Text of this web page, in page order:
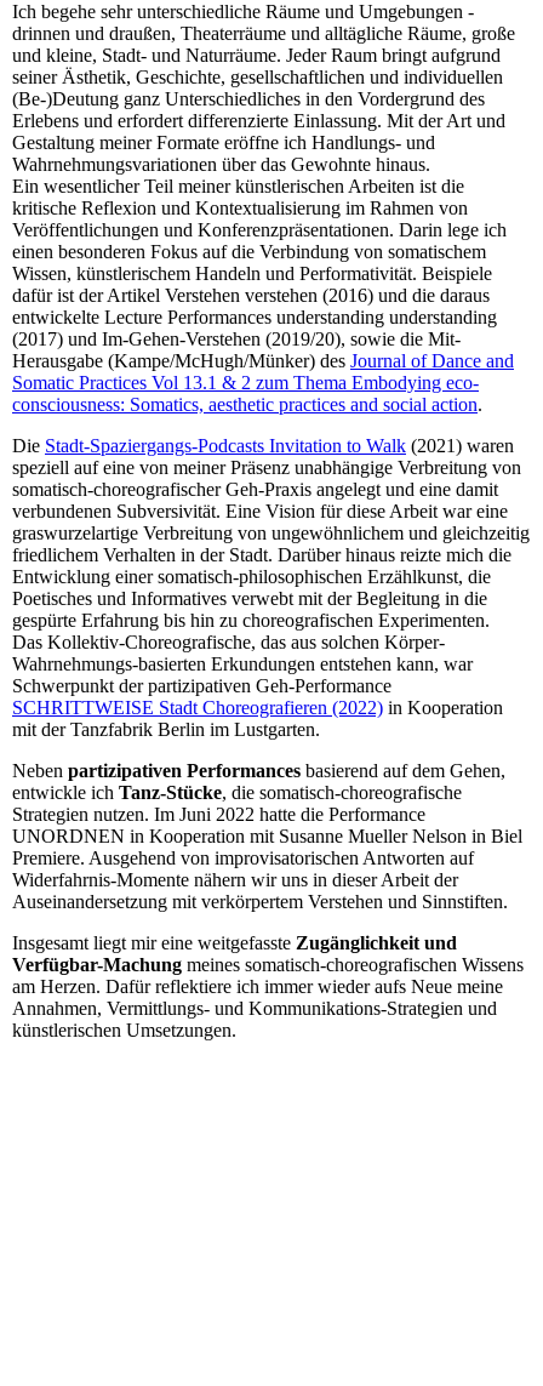
Ich begehe sehr unterschiedliche Räume und Umgebungen -
drinnen und draußen, Theaterräume und alltägliche Räume, große
und kleine, Stadt- und Naturräume. Jeder Raum bringt aufgrund
seiner Ästhetik, Geschichte, gesellschaftlichen und individuellen
(Be-)Deutung ganz Unterschiedliches in den Vordergrund des
Erlebens und erfordert differenzierte Einlassung. Mit der Art und
Gestaltung meiner Formate eröffne ich Handlungs- und
Wahrnehmungsvariationen über das Gewohnte hinaus.
Ein wesentlicher Teil meiner künstlerischen Arbeiten ist die
kritische Reflexion und Kontextualisierung im Rahmen von
Veröffentlichungen und Konferenzpräsentationen. Darin lege ich
einen besonderen Fokus auf die Verbindung von somatischem
Wissen, künstlerischem Handeln und Performativität. Beispiele
dafür ist der Artikel Verstehen verstehen (2016) und die daraus
entwickelte Lecture Performances understanding understanding
(2017) und Im-Gehen-Verstehen (2019/20), sowie die Mit-
Herausgabe (Kampe/McHugh/Münker) des Journal of Dance and
Somatic Practices Vol 13.1 & 2 zum Thema Embodying eco-
consciousness: Somatics, aesthetic practices and social action.
Die Stadt-Spaziergangs-Podcasts Invitation to Walk (2021) waren
speziell auf eine von meiner Präsenz unabhängige Verbreitung von
somatisch-choreografischer Geh-Praxis angelegt und eine damit
verbundenen Subversivität. Eine Vision für diese Arbeit war eine
graswurzelartige Verbreitung von ungewöhnlichem und gleichzeitig
friedlichem Verhalten in der Stadt. Darüber hinaus reizte mich die
Entwicklung einer somatisch-philosophischen Erzählkunst, die
Poetisches und Informatives verwebt mit der Begleitung in die
gespürte Erfahrung bis hin zu choreografischen Experimenten.
Das Kollektiv-Choreografische, das aus solchen Körper-
Wahrnehmungs-basierten Erkundungen entstehen kann, war
Schwerpunkt der partizipativen Geh-Performance
SCHRITTWEISE Stadt Choreografieren (2022) in Kooperation
mit der Tanzfabrik Berlin im Lustgarten.
Neben partizipativen Performances basierend auf dem Gehen,
entwickle ich Tanz-Stücke, die somatisch-choreografische
Strategien nutzen. Im Juni 2022 hatte die Performance
UNORDNEN in Kooperation mit Susanne Mueller Nelson in Biel
Premiere. Ausgehend von improvisatorischen Antworten auf
Widerfahrnis-Momente nähern wir uns in dieser Arbeit der
Auseinandersetzung mit verkörpertem Verstehen und Sinnstiften.
Insgesamt liegt mir eine weitgefasste Zugänglichkeit und
Verfügbar-Machung meines somatisch-choreografischen Wissens
am Herzen. Dafür reflektiere ich immer wieder aufs Neue meine
Annahmen, Vermittlungs- und Kommunikations-Strategien und
künstlerischen Umsetzungen.